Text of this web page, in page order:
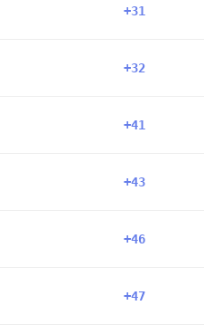
+31
+32
+41
+43
+46
+47